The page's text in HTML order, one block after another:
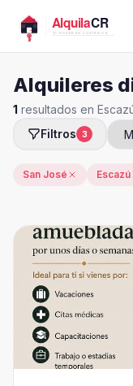
Alquileres
1 resultados en
Filtros
3
San José Escazú